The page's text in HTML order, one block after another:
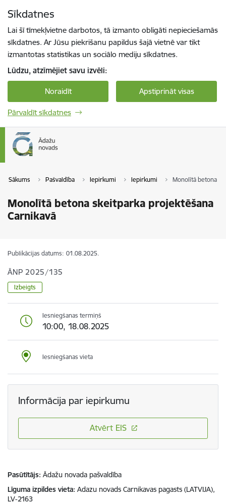
Sīkdatnes
Lai šī tīmekļvietne darbotos, tā izmanto obligāti nepieciešamās
sīkdatnes. Ar Jūsu piekrišanu papildus šajā vietnē var tikt
izmantotas statistikas un sociālo mediju sīkdatnes.
Lūdzu, atzīmējiet savu izvēli:
Noraidīt Apstiprināt visas
Pārvaldīt sīkdatnes
Sākums Pašvaldība Iepirkumi Iepirkumi Monolītā betona
Monolītā betona skeitparka projektēšana
Carnikavā
Publikācijas datums: 01.08.2025.
ĀNP 2025/135
Izbeigts
Iesniegšanas termiņš
10:00, 18.08.2025
Iesniegšanas vieta
Informācija par iepirkumu
Atvērt EIS
Pasūtītājs Ādažu novada pašvaldība
Līguma izpildes vieta Adazu novads Carnikavas pagasts (LATVIJA),
LV-2163